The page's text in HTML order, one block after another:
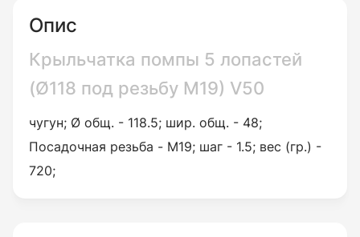
Опис
Крыльчатка помпы 5 лопастей
(Ø118 под резьбу М19) V50
чугун; Ø общ. - 118.5; шир. общ. - 48;
Посадочная резьба - М19; шаг - 1.5; вес (гр.) -
720;